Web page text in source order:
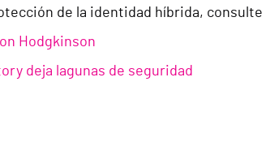
de la identidad híbrida,
Hodgkinson
deja lagunas de seguridad